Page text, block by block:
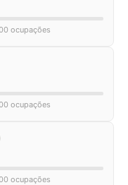
ocupações
ocupações
ocupações